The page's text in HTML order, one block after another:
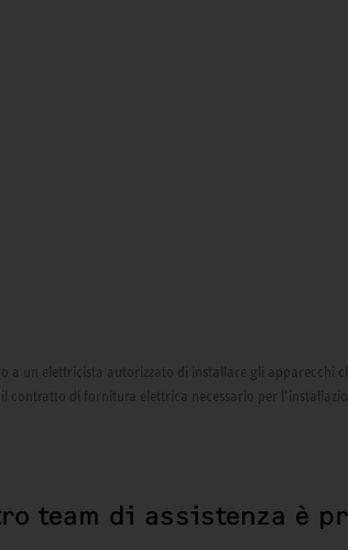
a un elettricista autorizzato di installare gli
contratto di fornitura elettrica necessario per
team di assistenza è